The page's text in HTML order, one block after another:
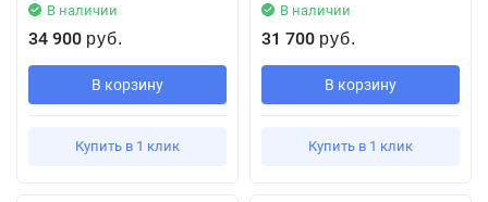
В наличии
34 900 руб.
В корзину
Купить в 1 клик
В наличии
31 700 руб.
В корзину
Купить в 1 клик